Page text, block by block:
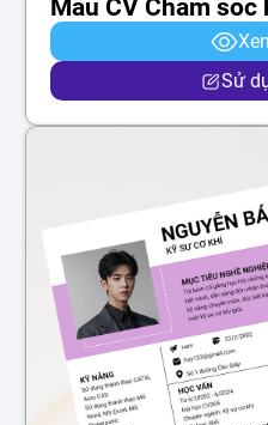
Mẫu CV Chăm sóc
Sử